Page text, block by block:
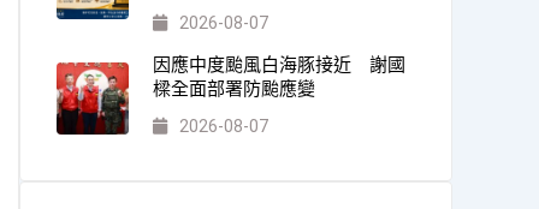
2026-08-07
因應中度颱風白海豚接近 謝國
樑全面部署防颱應變
2026-08-07